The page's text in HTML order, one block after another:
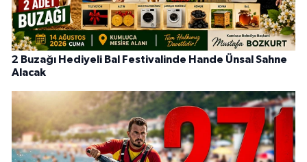
2 Buzağı Hediyeli Bal Festivalinde Hande Ünsal Sahne
Alacak